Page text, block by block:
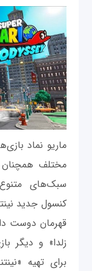
ماریو نماد
مختلف همچنان
سبک‌های
کنسول جدید
قهرمان دوست
زلدا» و دیگر
برای تهیه